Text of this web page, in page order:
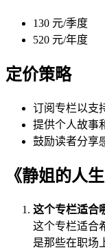
130 元/季度
520 元/年度
定价策略
订阅专栏以支
提供个人故事
鼓励读者分享
《静姐的人
这个专栏适合
这个专栏适合
是那些在职场